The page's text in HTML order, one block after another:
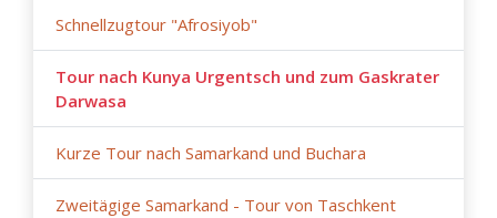
Schnellzugtour "Afrosiyob"
Tour nach Kunya Urgentsch und zum Gaskrater
Darwasa
Kurze Tour nach Samarkand und Buchara
Zweitägige Samarkand - Tour von Taschkent